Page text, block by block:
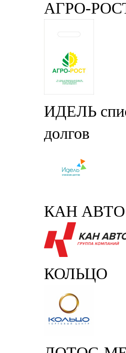
АГРО-
ИДЕЛЬ
долгов
КАН АВТО
КОЛЬЦО